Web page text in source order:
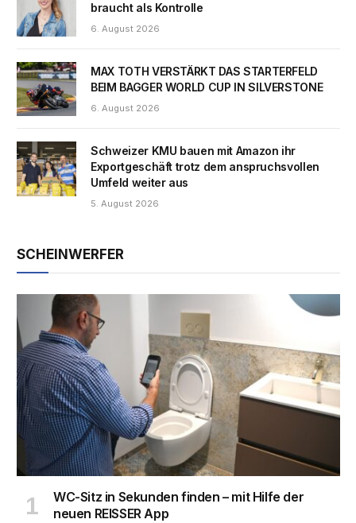
braucht als Kontrolle
6. August 2026
MAX TOTH VERSTÄRKT DAS STARTERFELD
BEIM BAGGER WORLD CUP IN SILVERSTONE
6. August 2026
Schweizer KMU bauen mit Amazon ihr
Exportgeschäft trotz dem anspruchsvollen
Umfeld weiter aus
5. August 2026
SCHEINWERFER
WC-Sitz in Sekunden finden – mit Hilfe der
neuen REISSER App